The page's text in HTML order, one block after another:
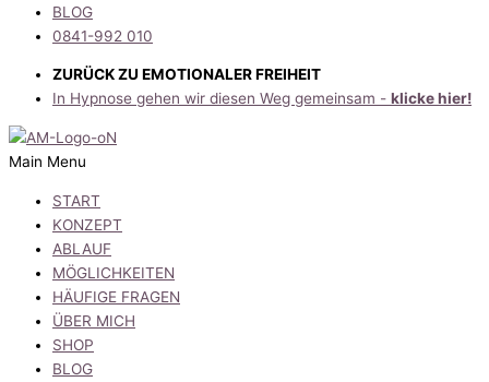
BLOG
0841-992 010
ZURÜCK ZU EMOTIONALER FREIHEIT
In Hypnose gehen wir diesen Weg gemeinsam - klicke hier!
Main Menu
START
KONZEPT
ABLAUF
MÖGLICHKEITEN
HÄUFIGE FRAGEN
ÜBER MICH
SHOP
BLOG